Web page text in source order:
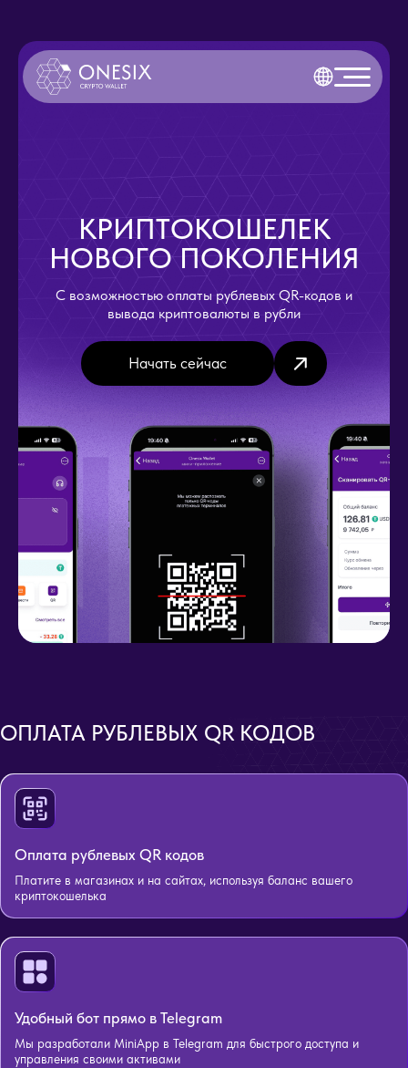
КРИПТОКОШЕЛЕК
НОВОГО ПОКОЛЕНИЯ
С возможностью оплаты рублевых QR-кодов и
вывода криптовалюты в рубли
Начать сейчас
ОПЛАТА РУБЛЕВЫХ QR КОДОВ
Оплата рублевых QR кодов
Платите в магазинах и на сайтах, используя баланс вашего
криптокошелька
Удобный бот прямо в Telegram
Мы разработали MiniApp в Telegram для быстрого доступа и
управления своими активами